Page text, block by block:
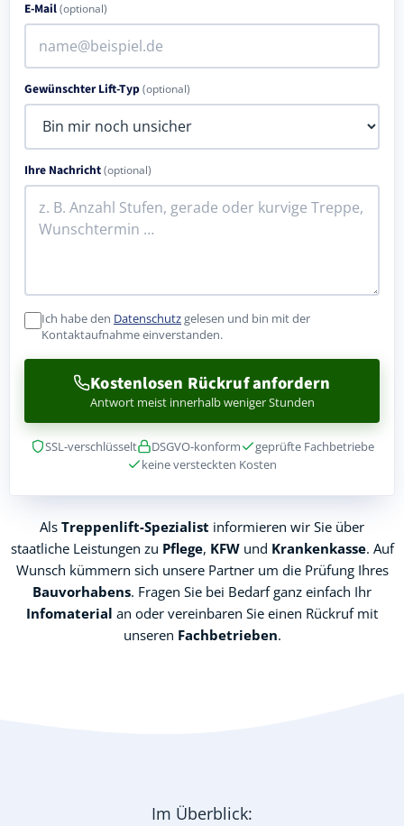
E-Mail(optional)
Gewünschter Lift-Typ(optional)
Ihre Nachricht(optional)
Ich habe den Datenschutzgelesen und bin mit der
Kontaktaufnahme einverstanden.
Kostenlosen Rückruf anfordern
Antwort meist innerhalb weniger Stunden
SSL-verschlüsselt DSGVO-konform
geprüfte Fachbetriebe
keine versteckten Kosten
Als Treppenlift-Spezialist informieren wir Sie über
staatliche Leistungen zu Pflege, KFWund Krankenkasse. Auf
Wunsch kümmern sich unsere Partner um die Prüfung Ihres
Bauvorhabens. Fragen Sie bei Bedarf ganz einfach Ihr
Infomaterial an oder vereinbaren Sie einen Rückruf mit
unseren Fachbetrieben.
Im Überblick: